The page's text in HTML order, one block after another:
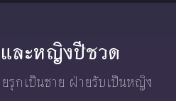
ละหญิงปีชวด
รุกเป็นชาย ฝ่ายรับเป็นหญิง